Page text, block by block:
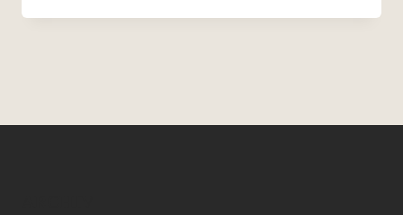
war:
ist: